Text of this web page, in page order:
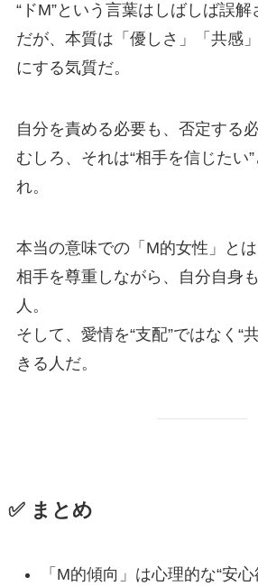
“ドM”という言葉はしばしば誤解
だが、本質は「優しさ」「共感
にする気質だ。
自分を責める必要も、否定する
むしろ、それは“相手を信じたい
れ。
本当の意味での「M的女性」とは
相手を尊重しながら、自分自身
人。
そして、愛情を“支配”ではなく“
きる人だ。
✅ まとめ
「M的傾向」は心理的な“安